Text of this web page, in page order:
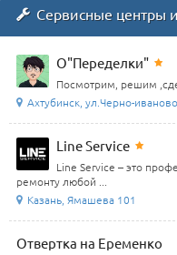
Сервисные центры
О"Переделки"
Посмотрим, решим
Ахтубинск, ул.Черно-иваново
Line Service
Line Service – это
ремонту любой ...
Казань, Ямашева 101
Отвертка на Еременко